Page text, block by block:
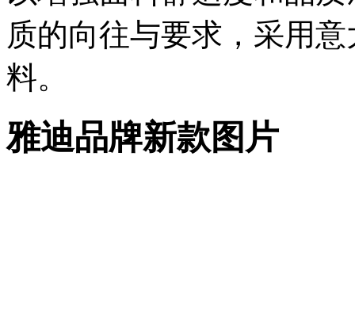
质的向往与要求，采用
料。
雅迪品牌新款图片